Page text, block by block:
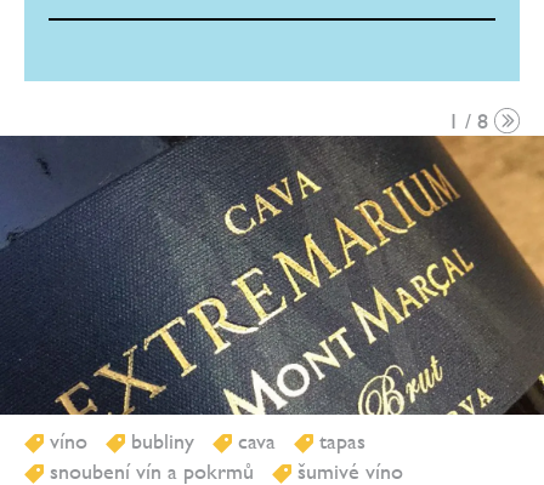
1 / 8
víno bubliny cava
tapas
snoubení vín a pokrmů
šumivé víno